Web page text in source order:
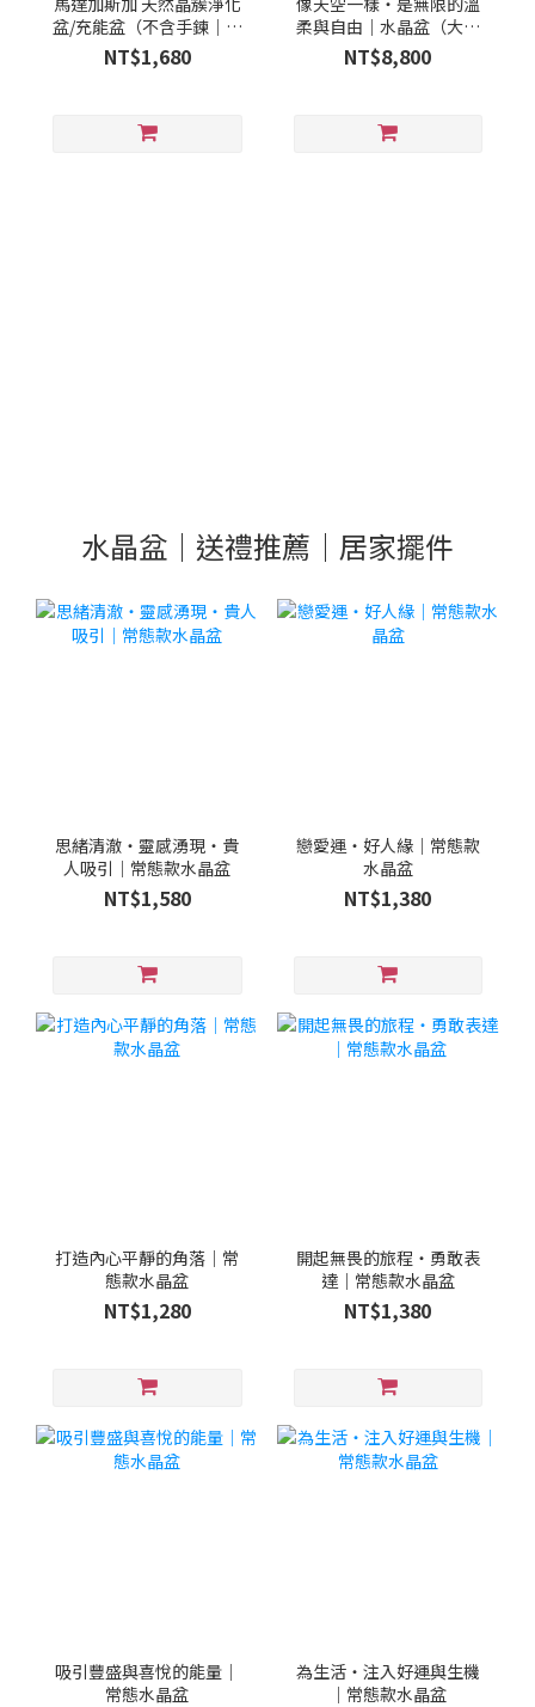
盆/充能盆（不含手鍊｜手
鍊為示意）
NT$1,680
柔與自由｜水晶盆（大盆
款）
NT$8,800
水晶盆｜送禮推薦｜居家擺件
思緒清澈・靈感湧現・貴
人吸引｜常態款水晶盆
NT$1,580
戀愛運・好人緣｜常態款
水晶盆
NT$1,380
打造內心平靜的角落｜常
態款水晶盆
NT$1,280
開起無畏的旅程・勇敢表
達｜常態款水晶盆
NT$1,380
吸引豐盛與喜悅的能量｜
常態水晶盆
為生活・注入好運與生機
｜常態款水晶盆